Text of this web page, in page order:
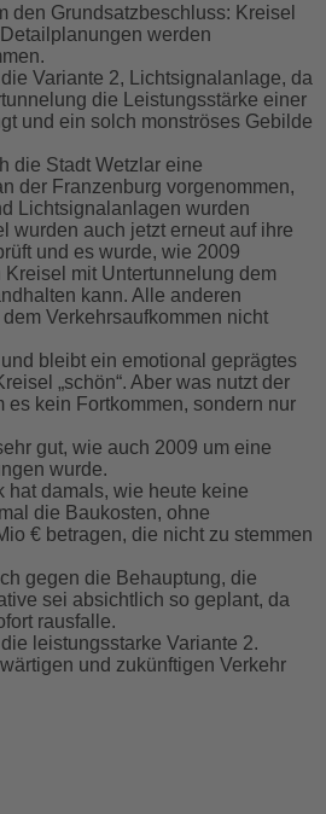
den Grundsatzbeschluss: Kreisel
werden
Variante 2, Lichtsignalanlage, da
die Leistungsstärke einer
und ein solch monströses Gebilde
die Stadt Wetzlar eine
der Franzenburg vorgenommen,
Lichtsignalanlagen wurden
wurden auch jetzt erneut auf ihre
und es wurde, wie 2009
mit Untertunnelung dem
kann. Alle anderen
Verkehrsaufkommen nicht
und bleibt ein emotional geprägtes
„schön“. Aber was nutzt der
es kein Fortkommen, sondern nur
gut, wie auch 2009 um eine
wurde.
hat damals, wie heute keine
die Baukosten, ohne
€ betragen, die nicht zu stemmen
gegen die Behauptung, die
sei absichtlich so geplant, da
rausfalle.
leistungsstarke Variante 2.
und zukünftigen Verkehr